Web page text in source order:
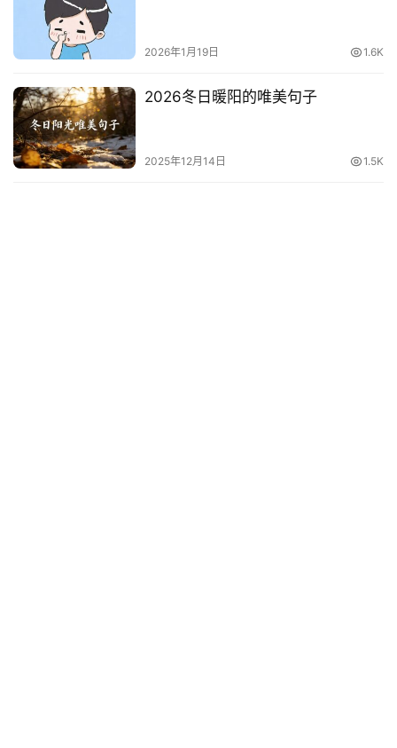
2026年1月19日 1.6K
2026冬日暖阳的唯美句子
2025年12月14日 1.5K